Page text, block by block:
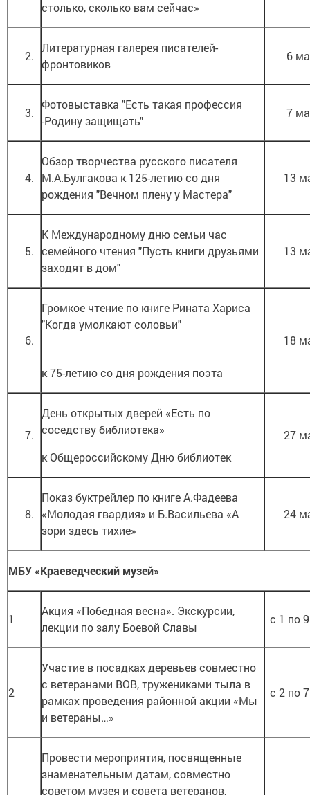
столько, сколько вам сейчас»
2.
Литературная галерея писателей-
фронтовиков
6
3.
Фотовыставка "Есть такая профессия
-Родину защищать"
7
4.
Обзор творчества русского писателя
М.А.Булгакова к 125-летию со дня
рождения "Вечном плену у Мастера"
13
5.
К Международному дню семьи час
семейного чтения "Пусть книги друзьями
заходят в дом"
13
6.
Громкое чтение по книге Рината Хариса
"Когда умолкают соловьи"
к 75-летию со дня рождения поэта
18
7.
День открытых дверей «Есть по
соседству библиотека»
к Общероссийскому Дню библиотек
27
8.
Показ буктрейлер по книге А.Фадеева
«Молодая гвардия» и Б.Васильева «А
зори здесь тихие»
24
МБУ «Краеведческий музей»
1
Акция «Победная весна». Экскурсии,
лекции по залу Боевой Славы
с 1 по
2
Участие в посадках деревьев совместно
с ветеранами ВОВ, тружениками тыла в
рамках проведения районной акции «Мы
и ветераны…»
с 2 по
Провести мероприятия, посвященные
знаменательным датам, совместно
советом музея и совета ветеранов,